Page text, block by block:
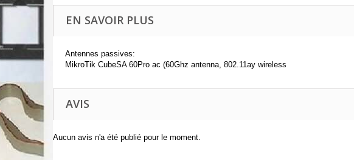
EN SAVOIR PLUS
Antennes passives:
MikroTik CubeSA 60Pro ac (60Ghz antenna, 802.11ay wireless
AVIS
Aucun avis n'a été publié pour le moment.